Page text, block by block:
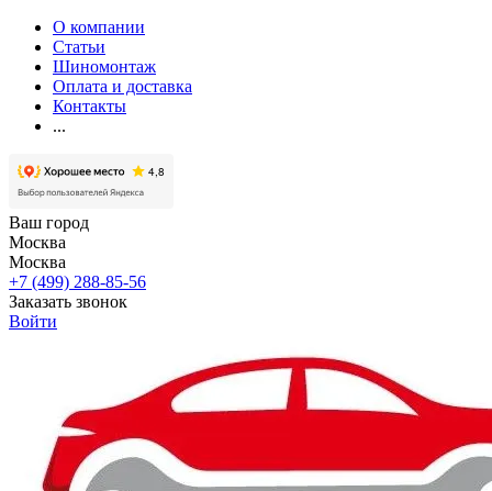
О компании
Статьи
Шиномонтаж
Оплата и доставка
Контакты
...
Ваш город
Москва
Москва
+7 (499) 288-85-56
Заказать звонок
Войти